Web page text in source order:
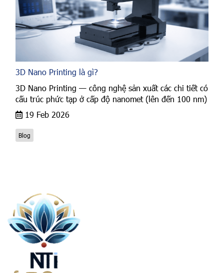
3D Nano Printing là gì?
3D Nano Printing — công nghệ sản xuất các chi tiết có
cấu trúc phức tạp ở cấp độ nanomet (lên đến 100 nm)
19 Feb 2026
Blog